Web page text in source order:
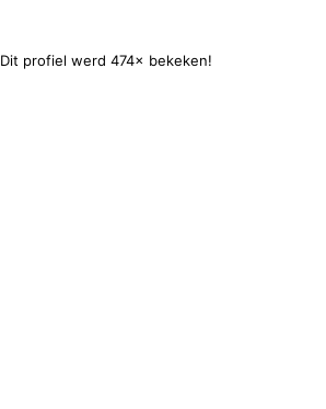
Dit profiel werd 474× bekeken!